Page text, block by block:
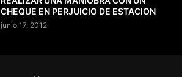
CHEQUE EN PERJUICIO DE ESTACION
junio 17, 2012